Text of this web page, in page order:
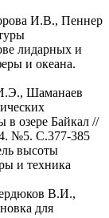
И.В., Пеннер
лидарных и
и океана.
Шаманаев
в озере Байкал //
№5. С.377-385
высоты
и техника
В.И.,
для